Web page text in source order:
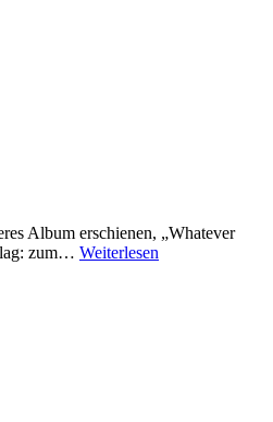
Album erschienen, „Whatever
zum… Weiterlesen